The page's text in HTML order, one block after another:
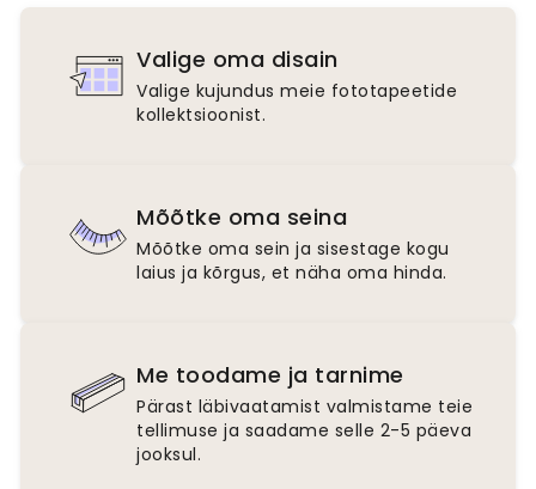
Valige oma disain
Valige kujundus meie fototapeetide
kollektsioonist.
Mõõtke oma seina
Mõõtke oma sein ja sisestage kogu
laius ja kõrgus, et näha oma hinda.
Me toodame ja tarnime
Pärast läbivaatamist valmistame teie
tellimuse ja saadame selle 2-5 päeva
jooksul.